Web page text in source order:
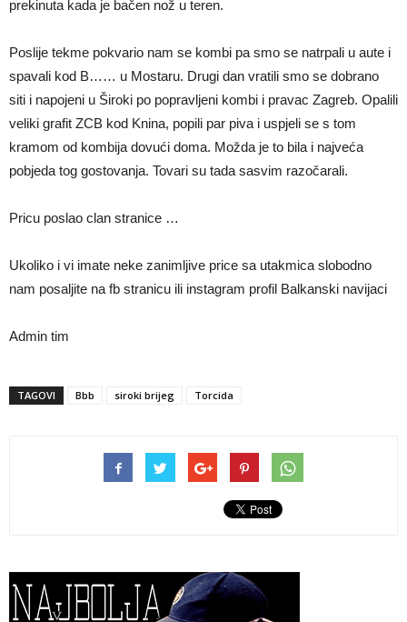
prekinuta kada je bačen nož u teren.
Poslije tekme pokvario nam se kombi pa smo se natrpali u aute i
spavali kod B…… u Mostaru. Drugi dan vratili smo se dobrano
siti i napojeni u Široki po popravljeni kombi i pravac Zagreb. Opalili
veliki grafit ZCB kod Knina, popili par piva i uspjeli se s tom
kramom od kombija dovući doma. Možda je to bila i najveća
pobjeda tog gostovanja. Tovari su tada sasvim razočarali.
Pricu poslao clan stranice …
Ukoliko i vi imate neke zanimljive price sa utakmica slobodno
nam posaljite na fb stranicu ili instagram profil Balkanski navijaci
Admin tim
TAGOVI Bbb siroki brijeg Torcida